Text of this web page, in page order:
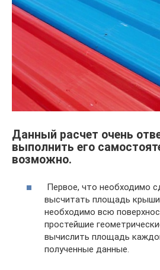
Данный расчет очень
выполнить его
возможно.
Первое, что необходимо
высчитать площадь
необходимо всю
простейшие
вычислить площадь
полученные данные.